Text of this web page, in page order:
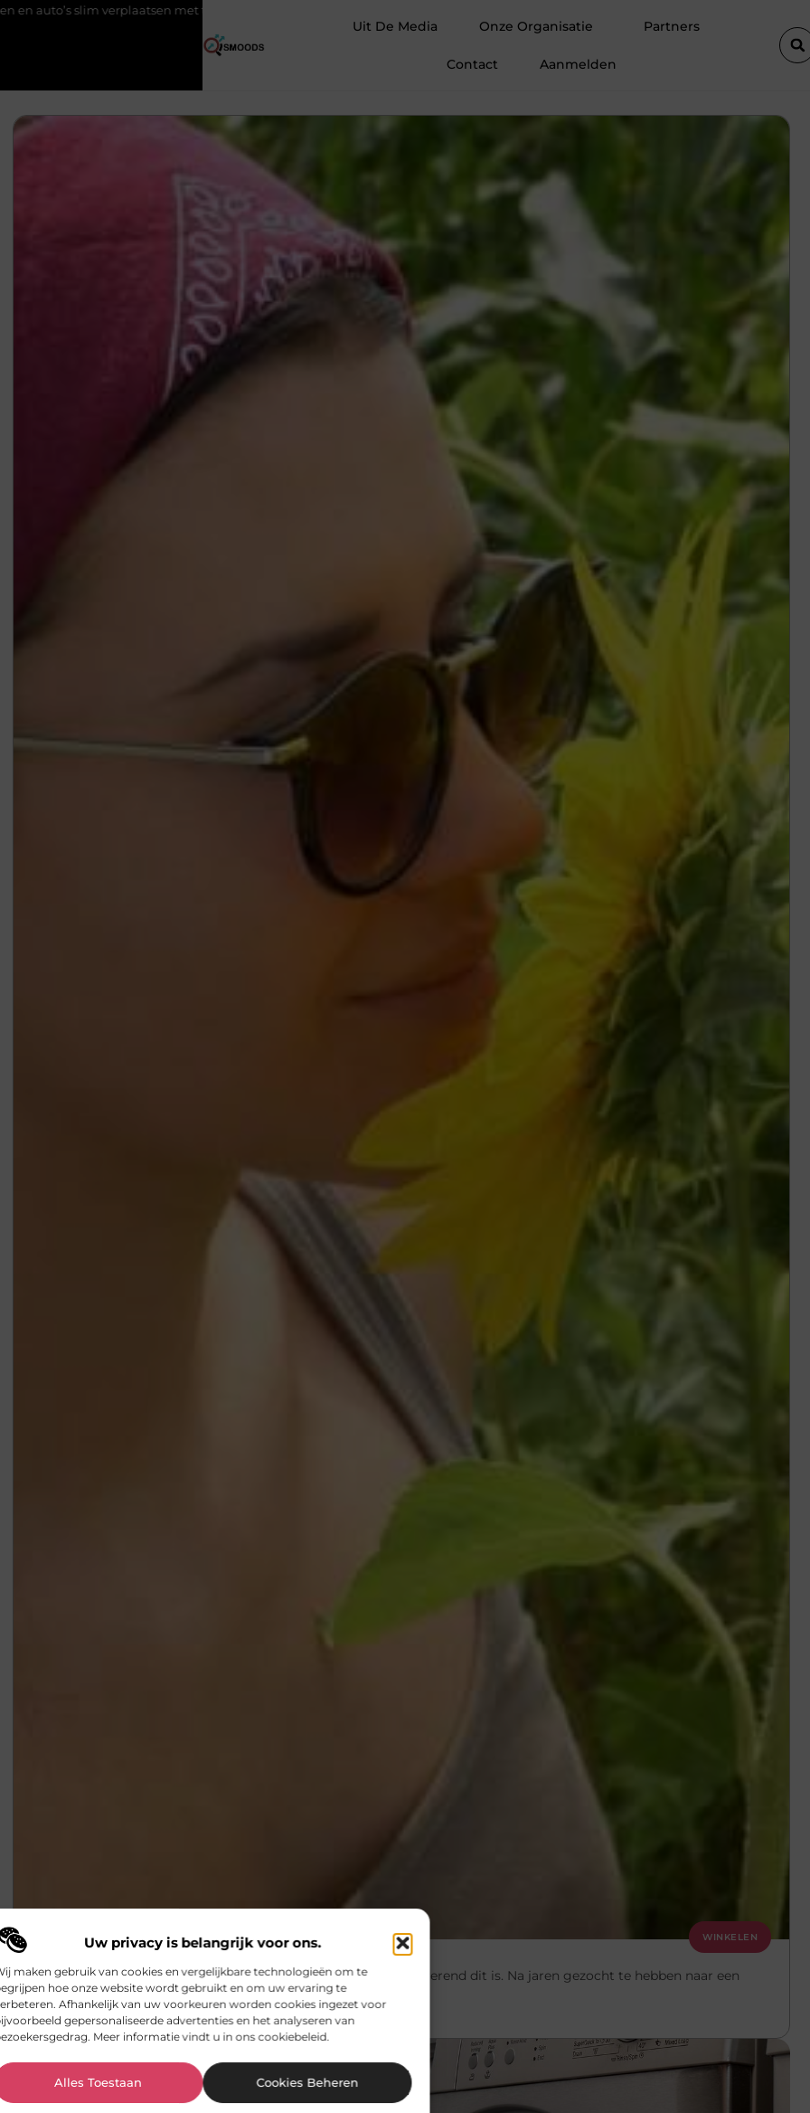
Uw privacy is belangrijk voor ons.
maken gebruik van cookies en vergelijkbare technologieën om te
hoe onze website wordt gebruikt en om uw ervaring te
Afhankelijk van uw voorkeuren worden cookies ingezet voor
gepersonaliseerde advertenties en het analyseren van
Meer informatie vindt u in ons cookiebeleid.
Alles Toestaan Cookies Beheren
met twee liften naast elkaar
Uit De Media Onze Organisatie Partners
Contact Aanmelden
WINKELEN
Mijn persoonlijke ervaring met anti haaruitval producten
Als je last hebt van haaruitval, weet je als geen ander hoe frustrerend dit is. Na jaren gezocht te hebben naar een
oplossing, omdat het
Smoods.nl